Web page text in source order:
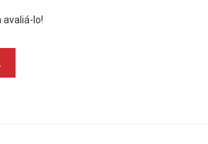
avaliá-lo!